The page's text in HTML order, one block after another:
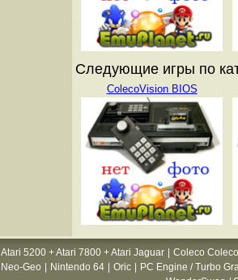
Следующие игры по
ColecoVision BIOS
Atari 5200 + Atari 7800 + Atari Jaguar
Coleco
Neo-Geo Nintendo 64 Oric
PC Engine / Turbo